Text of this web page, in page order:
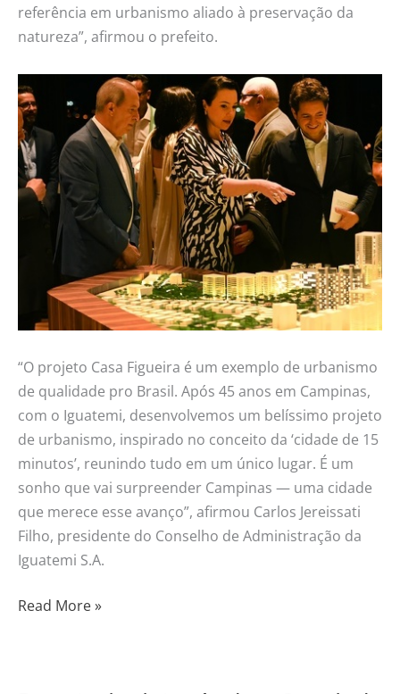
referência em urbanismo aliado à preservação da
natureza”, afirmou o prefeito.
“O projeto Casa Figueira é um exemplo de urbanismo
de qualidade pro Brasil. Após 45 anos em Campinas,
com o Iguatemi, desenvolvemos um belíssimo projeto
de urbanismo, inspirado no conceito da ‘cidade de 15
minutos’, reunindo tudo em um único lugar. É um
sonho que vai surpreender Campinas — uma cidade
que merece esse avanço”, afirmou Carlos Jereissati
Filho, presidente do Conselho de Administração da
Iguatemi S.A.
Read More »